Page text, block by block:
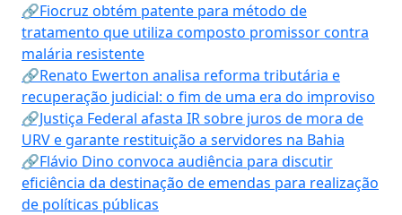
🔗Fiocruz obtém patente para método de
tratamento que utiliza composto promissor contra
malária resistente
🔗Renato Ewerton analisa reforma tributária e
recuperação judicial: o fim de uma era do improviso
🔗Justiça Federal afasta IR sobre juros de mora de
URV e garante restituição a servidores na Bahia
🔗Flávio Dino convoca audiência para discutir
eficiência da destinação de emendas para realização
de políticas públicas